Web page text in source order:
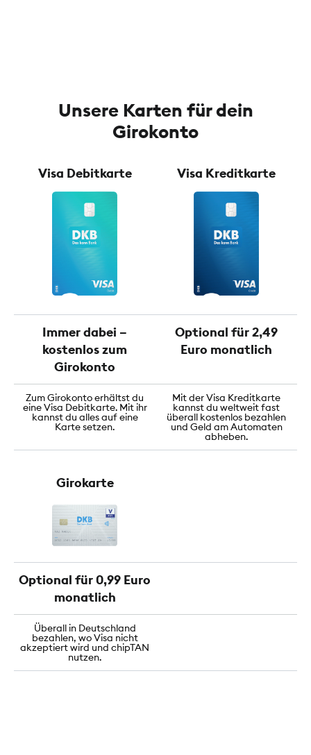
Unsere Karten für dein
Girokonto
Visa Debitkarte Visa Kreditkarte
Immer dabei –
kostenlos zum
Girokonto
Optional für 2,49
Euro monatlich
Zum Girokonto erhältst du
eine Visa Debitkarte. Mit ihr
kannst du alles auf eine
Karte setzen.
Mit der Visa Kreditkarte
kannst du weltweit fast
überall kostenlos bezahlen
und Geld am Automaten
abheben.
Girokarte
Optional für 0,99 Euro
monatlich
Überall in Deutschland
bezahlen, wo Visa nicht
akzeptiert wird und chipTAN
nutzen.